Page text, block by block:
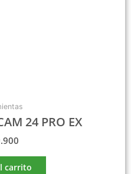
24 PRO EX
carrito